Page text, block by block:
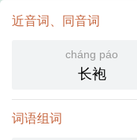
近音词、同音词
cháng páo
长袍
词语组词